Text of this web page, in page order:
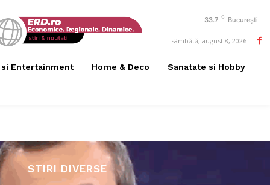
33.7 C București
sâmbătă, august 8, 2026
Entertainment Home & Deco Sanatate si Hobby
STIRI DIVERSE